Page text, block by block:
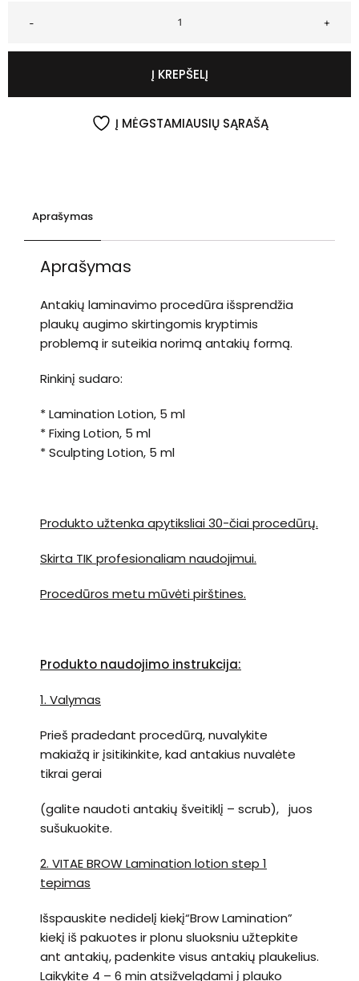
+
-
Į KREPŠELĮ
Į MĖGSTAMIAUSIŲ SĄRAŠĄ
Aprašymas
Aprašymas
Antakių laminavimo procedūra išsprendžia
plaukų augimo skirtingomis kryptimis
problemą ir suteikia norimą antakių formą.
Rinkinį sudaro:
* Lamination Lotion, 5 ml
* Fixing Lotion, 5 ml
* Sculpting Lotion, 5 ml
Produkto užtenka apytiksliai 30-čiai procedūrų.
Skirta TIK profesionaliam naudojimui.
Procedūros metu mūvėti pirštines.
Produkto naudojimo instrukcija:
1. Valymas
Prieš pradedant procedūrą, nuvalykite
makiažą ir įsitikinkite, kad antakius nuvalėte
tikrai gerai
(galite naudoti antakių šveitiklį – scrub), juos
sušukuokite.
2. VITAE BROW Lamination lotion step 1
tepimas
Išspauskite nedidelį kiekį“Brow Lamination”
kiekį iš pakuotes ir plonu sluoksniu užtepkite
ant antakių, padenkite visus antakių plaukelius.
Laikykite 4 – 6 min atsižvelgdami į plauko